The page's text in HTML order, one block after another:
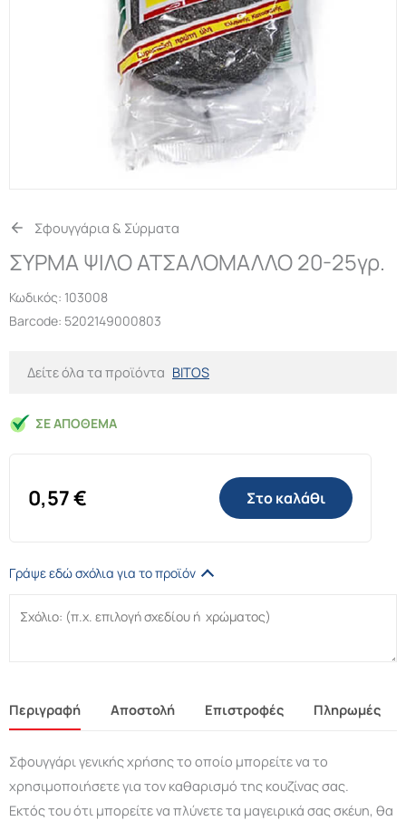
Σφουγγάρια & Σύρματα
ΣΥΡΜΑ ΨΙΛΟ ΑΤΣΑΛΟΜΑΛΛΟ 20-25γρ.
Κωδικός: 103008
Barcode: 5202149000803
Δείτε όλα τα προϊόντα BITOS
ΣΕ ΑΠΌΘΕΜΑ
0,57€ Στο καλάθι
Γράψε εδώ σχόλια για το προϊόν
Περιγραφή Αποστολή Επιστροφές Πληρωμές
Σφουγγάρι γενικής χρήσης το οποίο μπορείτε να το
χρησιμοποιήσετε για τον καθαρισμό της κουζίνας σας.
Εκτός του ότι μπορείτε να πλύνετε τα μαγειρικά σας σκέυη, θα